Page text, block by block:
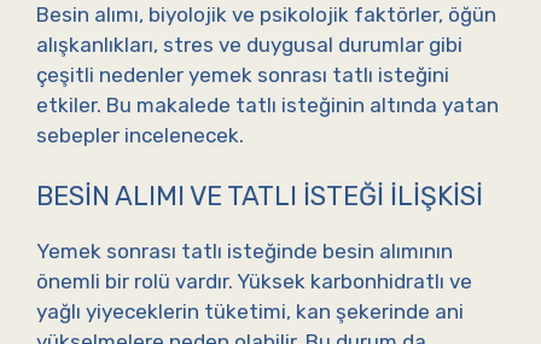
Besin alımı, biyolojik ve psikolojik faktörler, öğün
alışkanlıkları, stres ve duygusal durumlar gibi
çeşitli nedenler yemek sonrası tatlı isteğini
etkiler. Bu makalede tatlı isteğinin altında yatan
sebepler incelenecek.
BESIN ALIMI VE TATLI İSTEĞI İLIŞKISI
Yemek sonrası tatlı isteğinde besin alımının
önemli bir rolü vardır. Yüksek karbonhidratlı ve
yağlı yiyeceklerin tüketimi, kan şekerinde ani